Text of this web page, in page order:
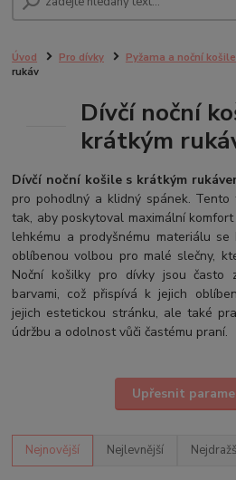
Úvod Pro dívky Pyžama a noční košile
rukáv
Dívčí noční
krátkým
Dívčí noční košile s krátkým
pro pohodlný a klidný spánek.
tak, aby poskytoval maximální
lehkému a prodyšnému materiálu
oblíbenou volbou pro malé slečny,
Noční košilky pro dívky jsou často
barvami, což přispívá k jejich
jejich estetickou stránku, ale také
údržbu a odolnost vůči častému praní.
Upřesnit
Nejnovější Nejlevnější